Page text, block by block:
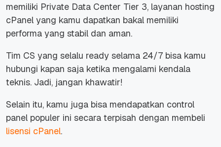
memiliki Private Data Center Tier 3, layanan hosting
cPanel yang kamu dapatkan bakal memiliki
performa yang stabil dan aman.
Tim CS yang selalu ready selama 24/7 bisa kamu
hubungi kapan saja ketika mengalami kendala
teknis. Jadi, jangan khawatir!
Selain itu, kamu juga bisa mendapatkan control
panel populer ini secara terpisah dengan membeli
lisensi cPanel.